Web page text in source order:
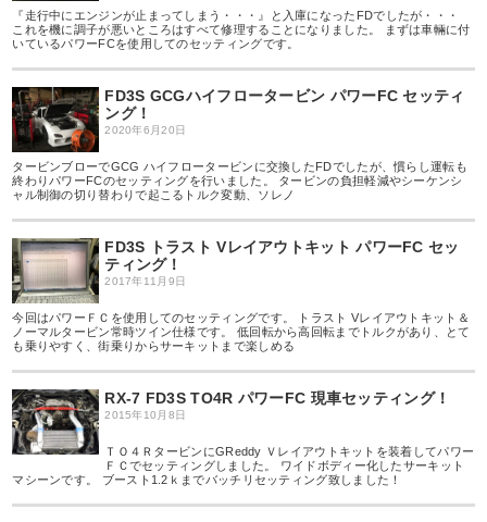
『走行中にエンジンが止まってしまう・・・』と入庫になったFDでしたが・・・
これを機に調子が悪いところはすべて修理することになりました。 まずは車輛に付
いているパワーFCを使用してのセッティングです。
FD3S GCGハイフロータービン パワーFC セッティ
ング！
2020年6月20日
タービンブローでGCG ハイフロータービンに交換したFDでしたが、慣らし運転も
終わりパワーFCのセッティングを行いました。 タービンの負担軽減やシーケンシ
ャル制御の切り替わりで起こるトルク変動、ソレノ
FD3S トラスト Vレイアウトキット パワーFC セッ
ティング！
2017年11月9日
今回はパワーＦＣを使用してのセッティングです。 トラスト Vレイアウトキット＆
ノーマルタービン常時ツイン仕様です。 低回転から高回転までトルクがあり、とて
も乗りやすく、街乗りからサーキットまで楽しめる
RX-7 FD3S TO4R パワーFC 現車セッティング！
2015年10月8日
ＴＯ４ＲタービンにGReddy Ｖレイアウトキットを装着してパワー
ＦＣでセッティングしました。 ワイドボディー化したサーキット
マシーンです。 ブースト1.2ｋまでバッチリセッティング致しました！